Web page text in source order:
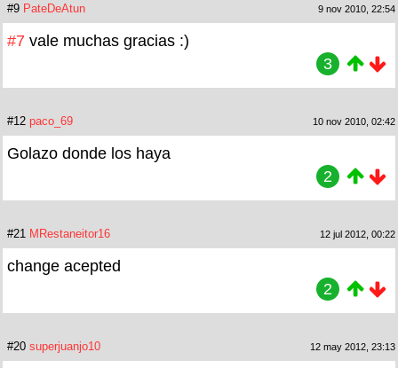
#9 PateDeAtun 9 nov 2010, 22:54
#7 vale muchas gracias :)
3
#12 paco_69 10 nov 2010, 02:42
Golazo donde los haya
2
#21 MRestaneitor16 12 jul 2012, 00:22
change acepted
2
#20 superjuanjo10 12 may 2012, 23:13